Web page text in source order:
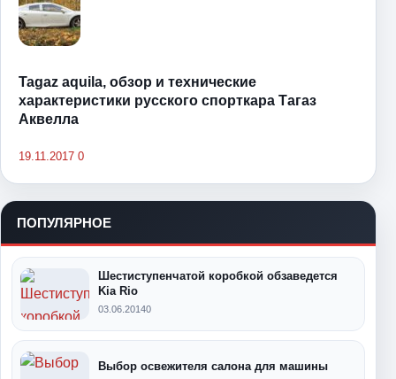
Tagaz aquila, обзор и технические
характеристики русского спорткара Тагаз
Аквелла
19.11.2017 0
ПОПУЛЯРНОЕ
Шестиступенчатой коробкой обзаведется
Kia Rio
03.06.20140
Выбор освежителя салона для машины